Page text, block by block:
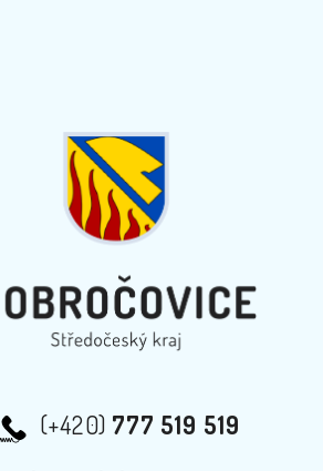
(+420) 777 519 519